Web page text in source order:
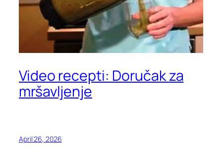
Video recepti: Doručak za
mršavljenje
April 26, 2026